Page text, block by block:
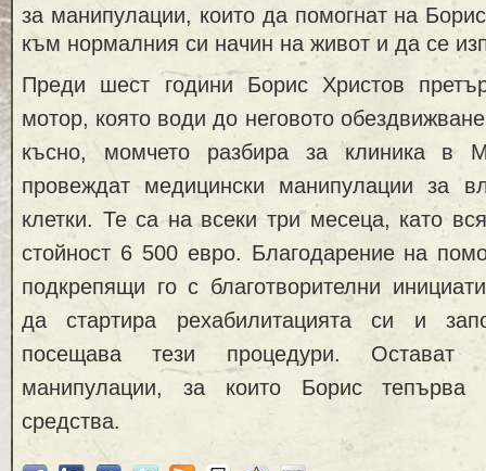
за манипулации, които да помогнат на
към нормалния си начин на живот и да се
Преди шест години Борис Христов
мотор, която води до неговото
късно, момчето разбира за клиника в
провеждат медицински манипулации за
клетки. Те са на всеки три месеца, като
стойност 6 500 евро. Благодарение на
подкрепящи го с благотворителни
да стартира рехабилитацията си и
посещава тези процедури.
манипулации, за които Борис
средства.